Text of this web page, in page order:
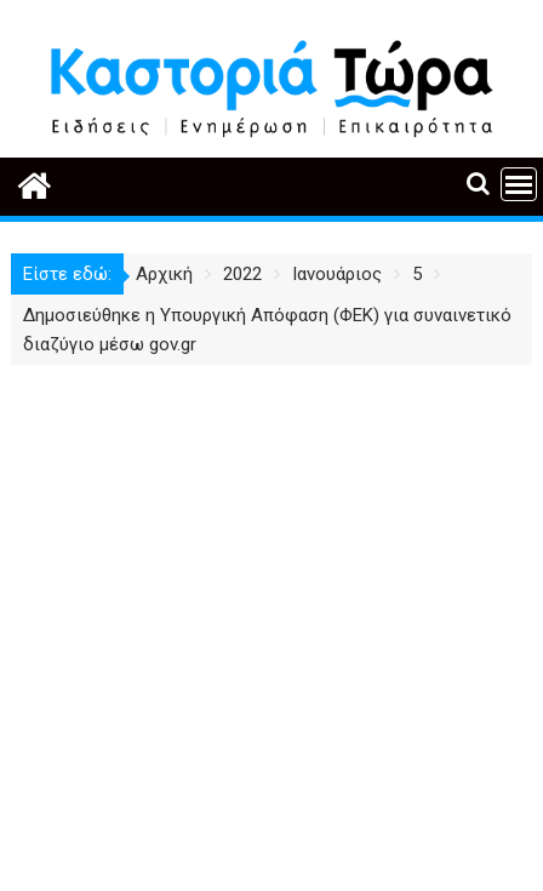
περιεχόμενο
Είστε εδώ: Αρχική 2022 Ιανουάριος
5
Δημοσιεύθηκε η Υπουργική Απόφαση (ΦΕΚ) για συναινετικό
διαζύγιο μέσω gov.gr